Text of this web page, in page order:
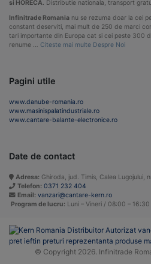
si HORECA. Distributie nationala, transport
Infinitrade Romania nu se rezuma doar la cei
constant deserviti, mai mult de 250 de marci
tari importante din Europa cat si cei peste 300
renume … Citeste mai multe Despre Noi
Pagini utile
www.danube-romania.ro
www.masinispalatindustriale.ro
www.cantare-balante-electronice.ro
Date de contact
Adresa: Ghiroda, jud. Timis, Calea Lugojului,
Telefon: 0371 232 404
Email: vanzari@cantare-kern.ro
Program de lucru: Luni – Vineri / 08:00 – 16:30
© Copyright 2026. Infinitrade